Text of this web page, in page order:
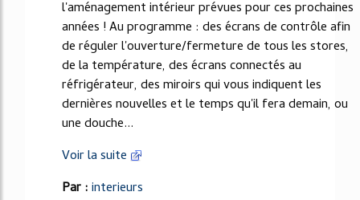
l'aménagement intérieur prévues pour ces prochaines
années ! Au programme : des écrans de contrôle afin
de réguler l'ouverture/fermeture de tous les stores,
de la température, des écrans connectés au
réfrigérateur, des miroirs qui vous indiquent les
dernières nouvelles et le temps qu'il fera demain, ou
une douche...
Voir la suite
Par :interieurs